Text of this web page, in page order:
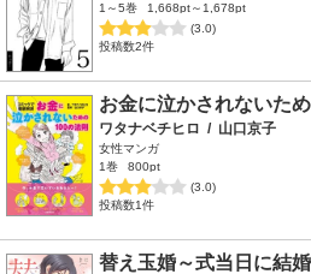
1～5巻
1,668pt～1,678pt
(3.0)
投稿数2件
お金に泣かされないた
ワタナベチヒロ / 山口京子
女性マンガ
1巻
800pt
(3.0)
投稿数1件
替え玉婚～式当日に結